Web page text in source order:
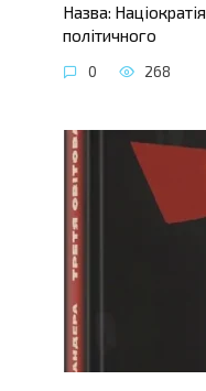
Назва:
політичного
0 268